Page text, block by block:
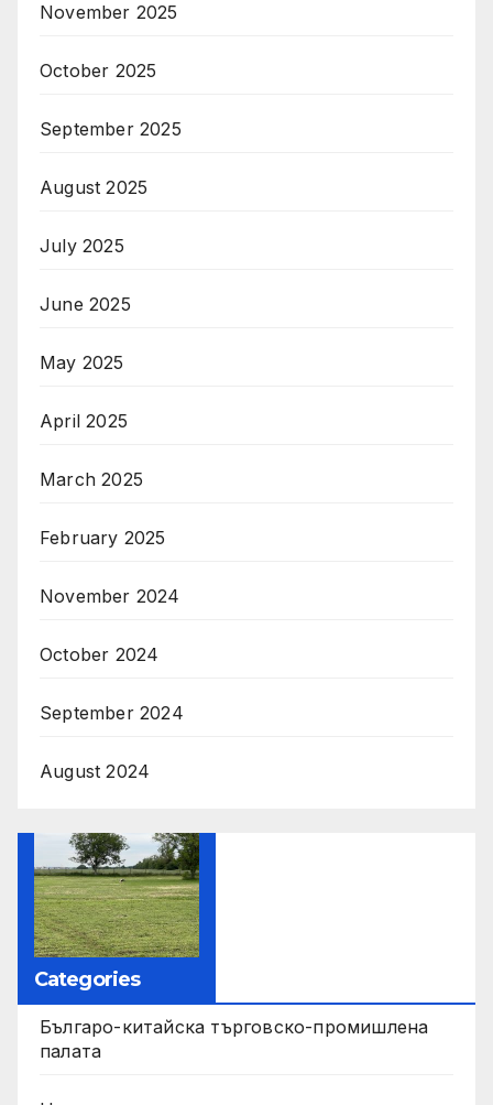
November 2025
October 2025
September 2025
August 2025
July 2025
June 2025
May 2025
April 2025
March 2025
February 2025
November 2024
October 2024
September 2024
August 2024
Categories
Българо-китайска търговско-промишлена
палата